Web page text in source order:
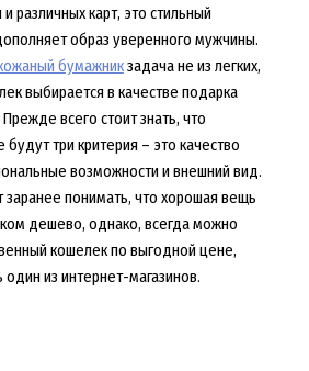
различных карт, это стильный
образ уверенного мужчины.
бумажникзадача не из легких,
выбирается в качестве подарка
всего стоит знать, что
три критерия – это качество
возможности и внешний вид.
заранее понимать, что хорошая вещь
дешево, однако, всегда можно
кошелек по выгодной цене,
один из интернет-магазинов.